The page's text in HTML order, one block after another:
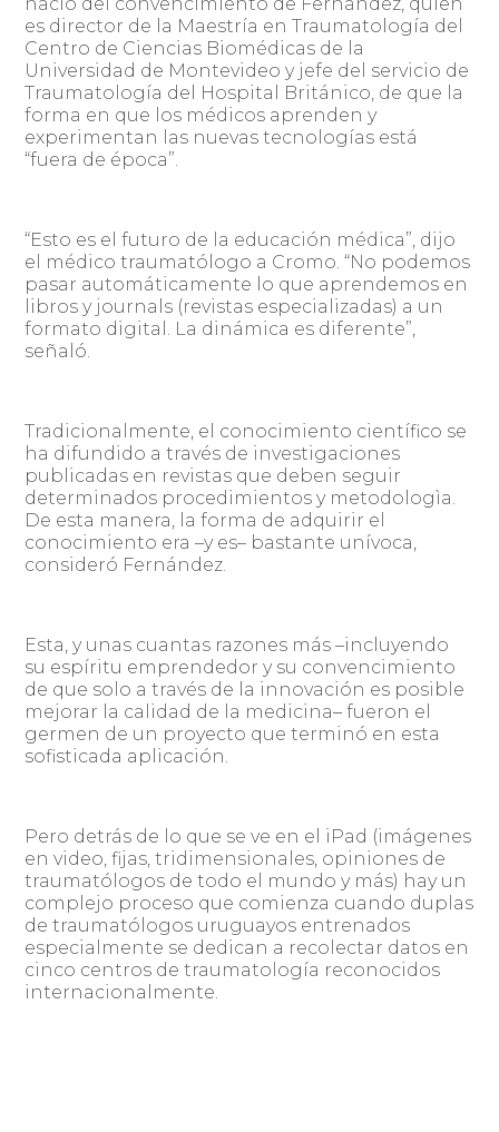
es director de la Maestría en Traumatología del
Centro de Ciencias Biomédicas de la
Universidad de Montevideo y jefe del servicio de
Traumatología del Hospital Británico, de que la
forma en que los médicos aprenden y
experimentan las nuevas tecnologías está
“fuera de época”.
“Esto es el futuro de la educación médica”, dijo
el médico traumatólogo a Cromo. “No podemos
pasar automáticamente lo que aprendemos en
libros y journals (revistas especializadas) a un
formato digital. La dinámica es diferente”,
señaló.
Tradicionalmente, el conocimiento científico se
ha difundido a través de investigaciones
publicadas en revistas que deben seguir
determinados procedimientos y metodologìa.
De esta manera, la forma de adquirir el
conocimiento era –y es– bastante unívoca,
consideró Fernández.
Esta, y unas cuantas razones más –incluyendo
su espíritu emprendedor y su convencimiento
de que solo a través de la innovación es posible
mejorar la calidad de la medicina– fueron el
germen de un proyecto que terminó en esta
sofisticada aplicación.
Pero detrás de lo que se ve en el iPad (imágenes
en video, fijas, tridimensionales, opiniones de
traumatólogos de todo el mundo y más) hay un
complejo proceso que comienza cuando duplas
de traumatólogos uruguayos entrenados
especialmente se dedican a recolectar datos en
cinco centros de traumatología reconocidos
internacionalmente.